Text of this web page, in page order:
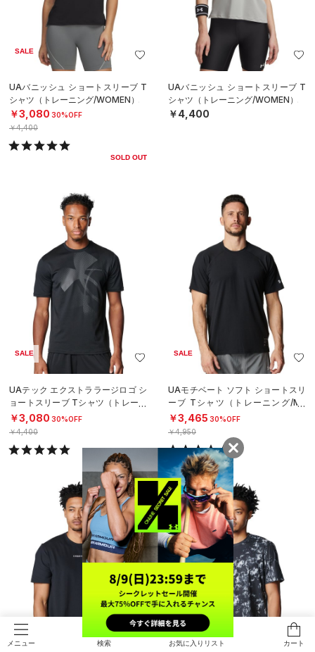
メニュー 検索 お気に入りリスト カート
SALE
UAバニッシュ ショートスリーブ T
シャツ（トレーニング/WOMEN）
￥3,080 30%OFF
￥4,400
SOLD OUT
UAバニッシュ ショートスリーブ T
シャツ（トレーニング/WOMEN）
￥4,400
SALE
UAテック エクストララージロゴ シ
ョートスリーブ Tシャツ（トレーニ
ング/MEN）
￥3,080 30%OFF
￥4,400
SALE
UAモチベート ソフト ショートスリ
ーブ Tシャツ（トレーニング/ME
N）
￥3,465 30%OFF
￥4,950
SALE SALE